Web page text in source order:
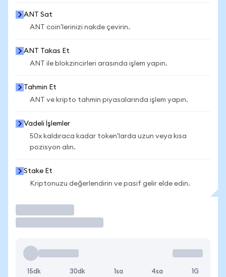
ANT Sat
ANT coin'lerinizi nakde çevirin.
ANT Takas Et
ANT ile blokzincirleri arasında işlem yapın.
Tahmin Et
ANT ve kripto tahmin piyasalarında işlem yapın.
Vadeli İşlemler
50x kaldıraca kadar token'larda uzun veya kısa
pozisyon alın.
Stake Et
Kriptonuzu değerlendirin ve pasif gelir elde edin.
15dk 30dk 1sa 4sa 1G